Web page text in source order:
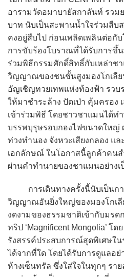
อารามวัดอมาบายัสกาลันท์ รวม
บาท นับเป็นสะพานน้ำใจร่วมสื
คงอยู่สืบไป ก่อนเพลิดเพลินต่อกับ
การขับร้องโบราณที่ได้รับการขึ้
ร่วมพิธีกรรมศักดิ์สิทธิ์กับเหล่าช
วิญญาณของชนชั้นสูงมองโกเลีย
อัญเชิญทวยเทพแห่งท้องฟ้า รว
ให้มาชำระล้าง ปัดเป่า คุ้มครอง
เข้าร่วมพิธี โดยชาวชาแมนได้ท
บรรพบุรุษรอบกองไฟขนาดใหญ่
ท่วงทำนอง จังหวะเสียงกลอง แ
เอกลักษณ์ ในโอกาสนี้ลูกค้าคน
ผ่านคำทำนายของชาแมนอย่าง
การเดินทางครั้งนี้นับเป็นกา
วิญญาณอันยิ่งใหญ่ของมองโกเ
งดงามของธรรมชาติเข้ากับมร
ทริป ‘Magnificent Mongolia’ โด
รังสรรค์ประสบการณ์สุดพิเศษใน
ได้จากที่ใด โดยได้รับการดูแลอ
ห้างเซ็นทรัล ซึ่งใส่ใจในทุกๆ รา